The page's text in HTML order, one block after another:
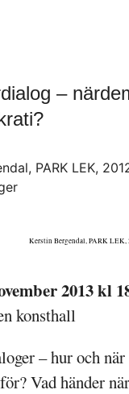
–
Kerstin Bergendal, PARK LEK,
2013 kl
konsthall
– hur och när
Vad händer